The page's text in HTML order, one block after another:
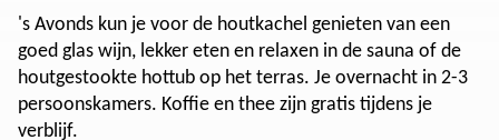
's Avonds kun je voor de houtkachel genieten van een
goed glas wijn, lekker eten en relaxen in de sauna of de
houtgestookte hottub op het terras. Je overnacht in 2-3
persoonskamers. Koffie en thee zijn gratis tijdens je
verblijf. ​